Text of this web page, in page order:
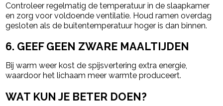
Controleer regelmatig de temperatuur in de slaapkamer
en zorg voor voldoende ventilatie. Houd ramen overdag
gesloten als de buitentemperatuur hoger is dan binnen.
6. GEEF GEEN ZWARE MAALTIJDEN
Bij warm weer kost de spijsvertering extra energie,
waardoor het lichaam meer warmte produceert.
WAT KUN JE BETER DOEN?